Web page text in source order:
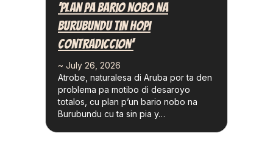
‘Plan Pa Bario Nobo Na
Burubundu Tin Hopi
Contradiccion’
~ July 26, 2026
Atrobe, naturalesa di Aruba por ta den
problema pa motibo di desaroyo
totalos, cu plan p’un bario nobo na
Burubundu cu ta sin pia y…